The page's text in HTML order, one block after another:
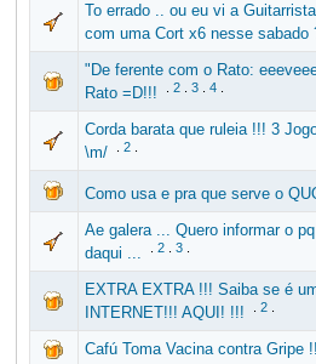
To errado .. ou eu vi a
com uma Cort x6 nesse sabado
"De ferente com o Rato:
Rato =D!!!
2. 3. 4.
Corda barata que ruleia !!! 3
\m/
2.
Como usa e pra que serve o
Ae galera ... Quero informar o
daqui ...
2. 3.
EXTRA EXTRA !!! Saiba se é
INTERNET!!! AQUI! !!!
2.
Cafú Toma Vacina contra Gripe